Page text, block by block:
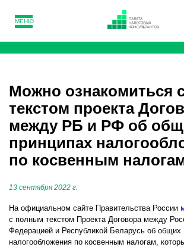
МЕНЮ
Можно ознакомиться
текстом проекта
между РБ и РФ об
принципах
по косвенным
13 сентября 2022 г.
На официальном сайте Правительства России
с полным текстом Проекта Договора между
Федерацией и Республикой Беларусь об общих
налогообложения по косвенным налогам,